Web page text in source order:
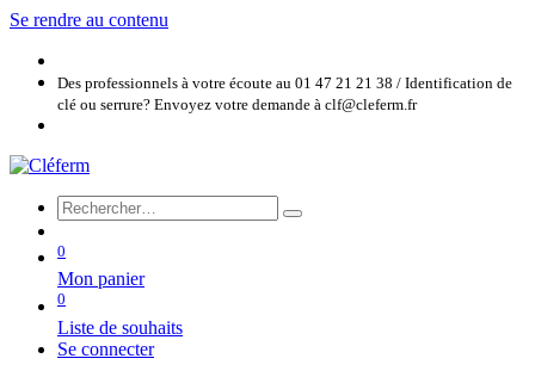
Se rendre au contenu
Des professionnels à votre écoute au 01 47 21 21 38 / Identification de
clé ou serrure? Envoyez votre demande à clf@cleferm.fr
0
Mon panier
0
Liste de souhaits
Se connecter